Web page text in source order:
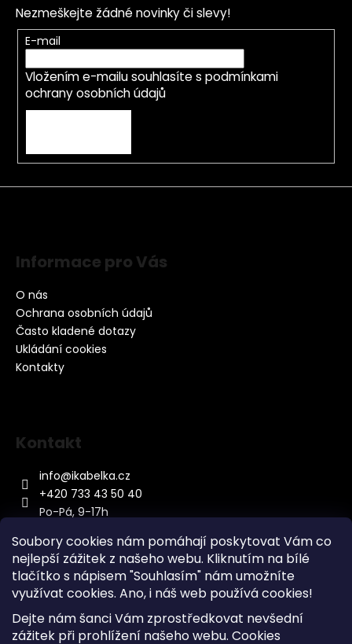
Soubory cookies nám pomáhají poskytovat Vám co
nejlepší zážitek z našeho webu. Kliknutím na bílé
tlačítko s nápisem "Souhlasím" nám umožníte
využívat cookies. Ano, i náš web používá cookies!
Dejte nám šanci Vám zprostředkovat nevšední
zážitek při prohlížení našeho webu. Cookies
Nezmeškejte žádné novinky či slevy!
E-mail
Vložením e-mailu souhlasíte s podmínkami
ochrany osobních údajů
Informace pro Vás
O nás
Ochrana osobních údajů
Často kladené dotazy
Ukládání cookies
Kontakty
Kontakt
info@ikabelka.cz
+420 733 43 50 40
Po-Pá, 9-17h
Kontakt
Sitemap